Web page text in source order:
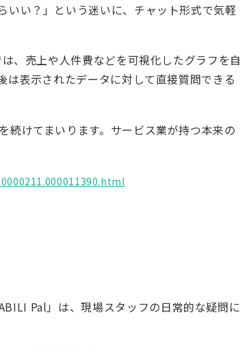
いい？」という迷いに、チャット形式で気軽
、売上や人件費などを可視化したグラフを自
表示されたデータに対して直接質問できる
続けてまいります。サービス業が持つ本来の
Pal」は、現場スタッフの日常的な疑問に